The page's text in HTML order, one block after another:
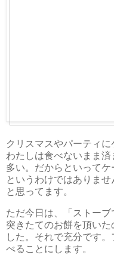
クリスマスやパーティに
わたしは食べないまま
多い。だからといって
というわけではありま
と思ってます。
ただ今日は、「ストー
突きたてのお餅を頂い
した。それで充分です
べることにします。